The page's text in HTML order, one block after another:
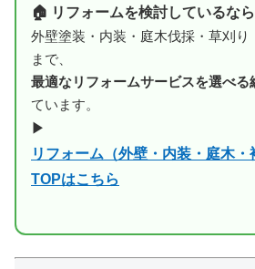
🏠 リフォームを検討しているな
外壁塗装・内装・庭木伐採・草刈り
まで、
最適なリフォームサービスを選べる
ています。
▶
リフォーム（外壁・内装・庭木・
TOPはこちら